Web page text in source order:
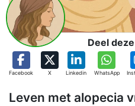
Deel
Facebook X Linkedin WhatsApp
Leven met alopecia